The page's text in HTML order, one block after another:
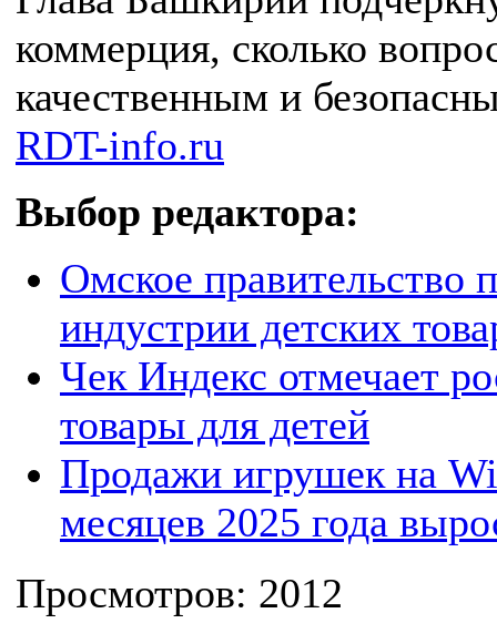
коммерция, сколько
качественным и
RDT-info.ru
Выбор редактора:
Омское правительство
индустрии детских
Чек Индекс отмечает
товары для детей
Продажи игрушек на
месяцев 2025 года
Просмотров: 2012